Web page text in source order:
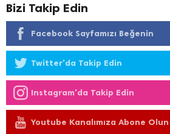
Bizi Takip Edin
Facebook Sayfamızı Beğenin
Twitter'da Takip Edin
Instagram'da Takip Edin
Youtube Kanalımıza Abone Olun